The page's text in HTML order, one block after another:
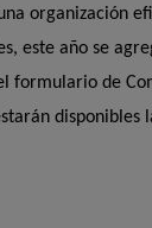
organización
este año se
formulario de
disponibles